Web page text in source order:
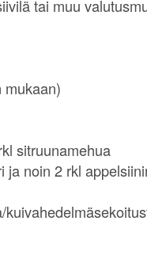
tai muu
mukaan)
sitruunamehua
ja noin 2 rkl